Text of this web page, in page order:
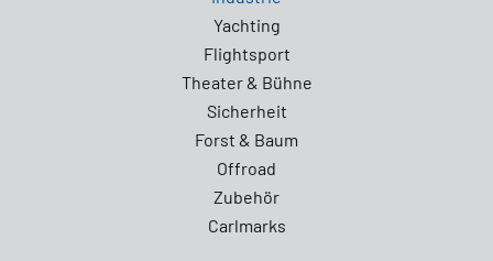
Yachting
Flightsport
Theater & Bühne
Sicherheit
Forst & Baum
Offroad
Zubehör
Carlmarks